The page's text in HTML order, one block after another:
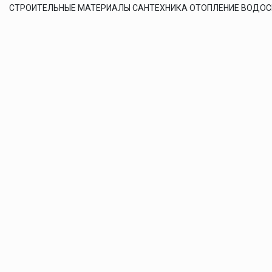
СТРОИТЕЛЬНЫЕ МАТЕРИАЛЫ САНТЕХНИКА ОТОПЛЕНИЕ